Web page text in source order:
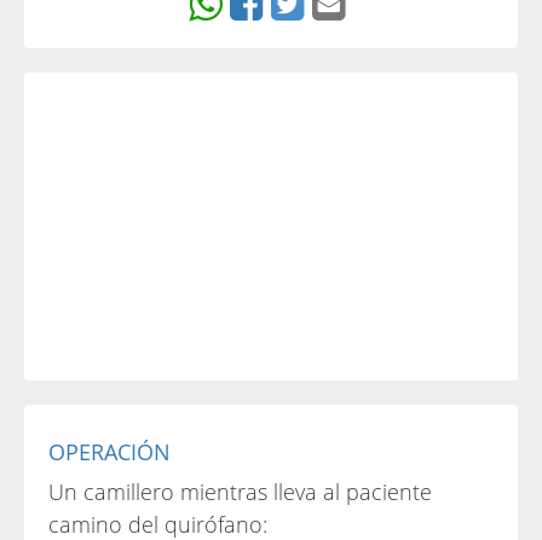
OPERACIÓN
Un camillero mientras lleva al paciente
camino del quirófano: